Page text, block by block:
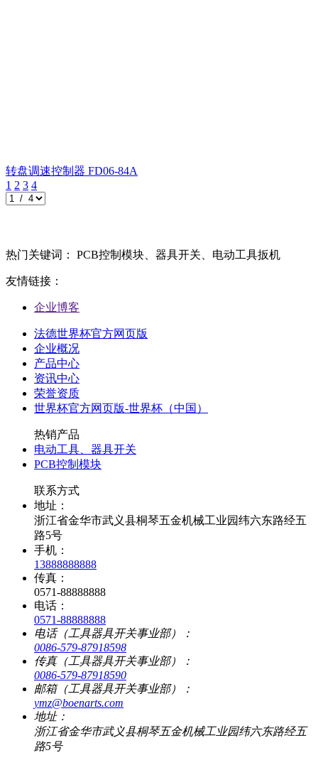
转盘调速控制器 FD06-84A
1 2 3 4
热门关键词： PCB控制模块、器具开关、电动工具扳机
友情链接：
企业博客
法德世界杯官方网页版
企业概况
产品中心
资讯中心
荣誉资质
世界杯官方网页版-世界杯（中国）
热销产品
电动工具、器具开关
PCB控制模块
联系方式
地址：
浙江省金华市武义县桐琴五金机械工业园纬六东路经五
路5号
手机：
13888888888
传真：
0571-88888888
电话：
0571-88888888
电话（工具器具开关事业部）：
0086-579-87918598
传真（工具器具开关事业部）：
0086-579-87918590
邮箱（工具器具开关事业部）：
ymz@boenarts.com
地址：
浙江省金华市武义县桐琴五金机械工业园纬六东路经五
路5号